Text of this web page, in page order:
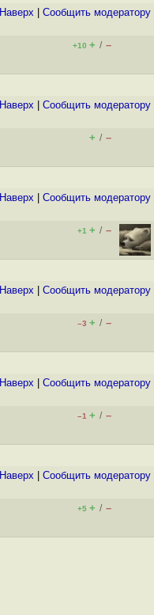
Наверх Cообщить модератору
+10 + / –
Наверх Cообщить модератору
+ / –
Наверх Cообщить модератору
+1 + / –
Наверх Cообщить модератору
–3 + / –
Наверх Cообщить модератору
–1 + / –
Наверх Cообщить модератору
+5 + / –